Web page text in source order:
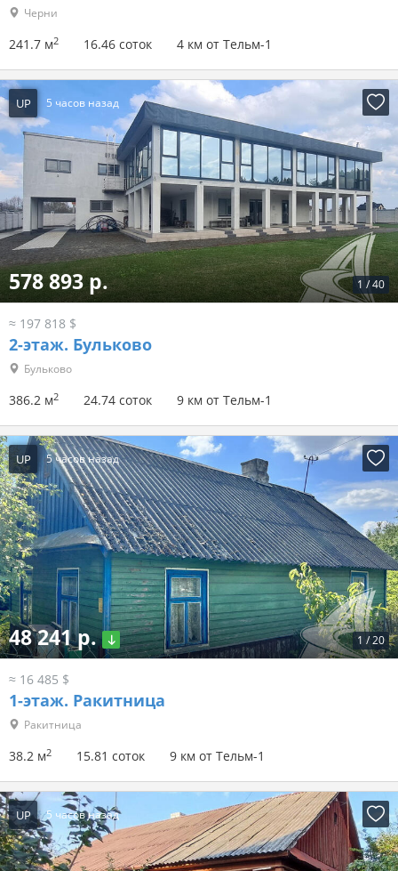
Черни
241.7 м2 16.46 соток 4 км от Тельм-1
UP 5 часов назад
1 /40
578 893 р.
≈ 197 818 $
2-этаж. Бульково
Бульково
386.2 м2 24.74 соток 9 км от Тельм-1
UP 5 часов назад
1 /20
48 241 р.
≈ 16 485 $
1-этаж. Ракитница
Ракитница
38.2 м2 15.81 соток 9 км от Тельм-1
UP 5 часов назад